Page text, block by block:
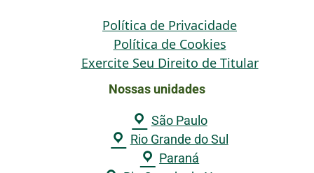
Política de Privacidade
Política de Cookies
Exercite Seu Direito de Titular
Nossas unidades
São Paulo
Rio Grande do Sul
Paraná